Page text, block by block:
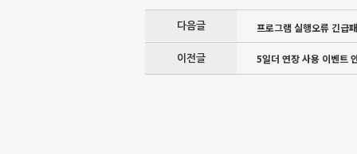
다음글 프로그램 실행오류 긴급
이전글 5일더 연장 사용 이벤트